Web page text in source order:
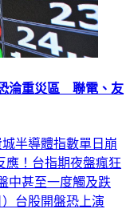
淪重災區 聯電、友
半導體指數單日崩
應！台指期夜盤瘋狂
中甚至一度觸及跌
台股開盤恐上演